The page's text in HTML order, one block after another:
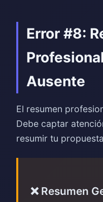
Error #8:
Ausente
El resumen
Debe captar
resumir tu
❌ Resumen